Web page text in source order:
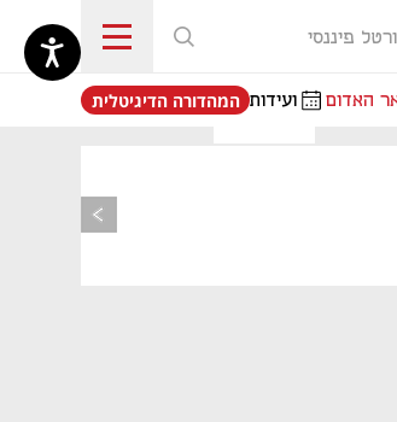
פיננסי
האדום ועידות
נפתח בכרטיסייה חדשה
המהדורה הדיגיטלית